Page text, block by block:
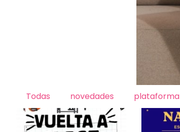
Todas novedades plataforma